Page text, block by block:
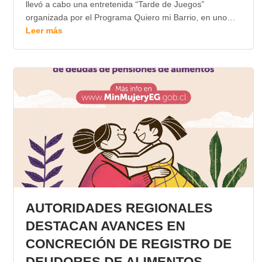
llevó a cabo una entretenida “Tarde de Juegos”
organizada por el Programa Quiero mi Barrio, en uno…
Leer más
AUTORIDADES REGIONALES
DESTACAN AVANCES EN
CONCRECIÓN DE REGISTRO DE